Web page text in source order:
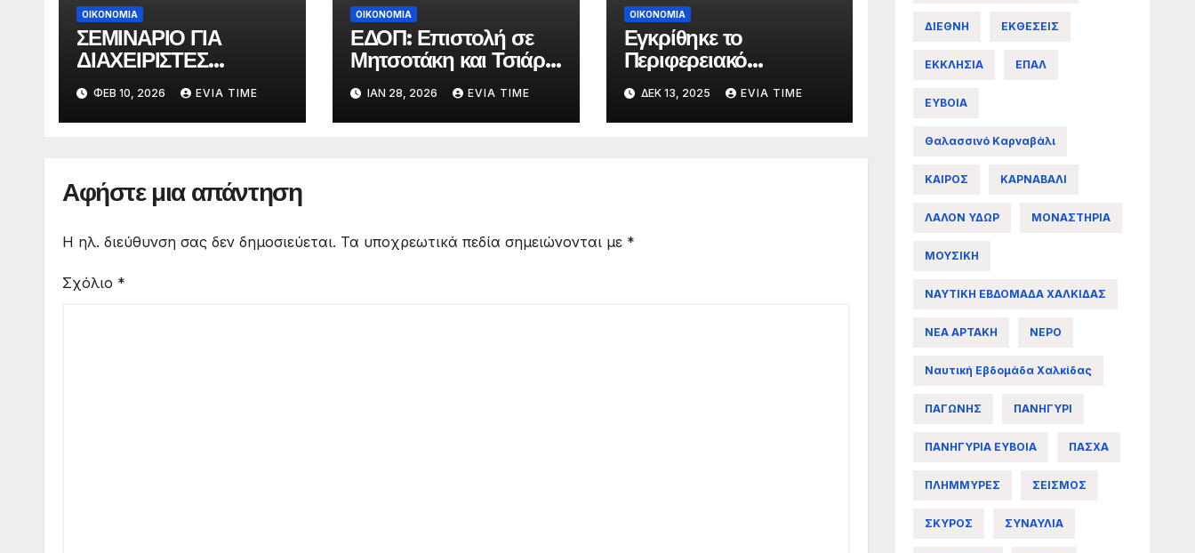
ΟΙΚΟΝΟΜΙΑ
ΣΕΜΙΝΑΡΙΟ ΓΙΑ
ΔΙΑΧΕΙΡΙΣΤΕΣ
ΚΑΤΑΛΥΜΑΤΩΝ ΤΟΥΡΙ
ΣΤΙΚΗΣ ΚΑΙ
ΒΡΑΧΥΧΡΟΝΙΑΣ
ΦΕΒ 10, 2026 EVIA TIME
ΟΙΚΟΝΟΜΙΑ
ΕΔΟΠ: Επιστολή σε
Μητσοτάκη και Τσιάρα
για τις επιπτώσεις της
συμφωνίας ΕΕ-
Mercosur στην
ΙΑΝ 28, 2026 EVIA TIME
ΟΙΚΟΝΟΜΙΑ
Εγκρίθηκε το
Περιφερειακό
Πρόγραμμα
Ανάπτυξης 2026-
2030 με 275.000.000
ΔΕΚ 13, 2025 EVIA TIME
Αφήστε μια απάντηση
Η ηλ. διεύθυνση σας δεν δημοσιεύεται. Τα υποχρεωτικά πεδία σημειώνονται με *
Σχόλιο *
ΔΙΕΘΝΗ ΕΚΘΕΣΕΙΣ
ΕΚΚΛΗΣΙΑ ΕΠΑΛ
ΕΥΒΟΙΑ
Θαλασσινό Καρναβάλι
ΚΑΙΡΟΣ ΚΑΡΝΑΒΑΛΙ
ΛΑΛΟΝ ΥΔΩΡ ΜΟΝΑΣΤΗΡΙΑ
ΜΟΥΣΙΚΗ
ΝΑΥΤΙΚΗ ΕΒΔΟΜΑΔΑ ΧΑΛΚΙΔΑΣ
ΝΕΑ ΑΡΤΑΚΗ ΝΕΡΟ
Ναυτική Εβδομάδα Χαλκίδας
ΠΑΓΩΝΗΣ ΠΑΝΗΓΥΡΙ
ΠΑΝΗΓΥΡΙΑ ΕΥΒΟΙΑ ΠΑΣΧΑ
ΠΛΗΜΜΥΡΕΣ ΣΕΙΣΜΟΣ
ΣΚΥΡΟΣ ΣΥΝΑΥΛΙΑ